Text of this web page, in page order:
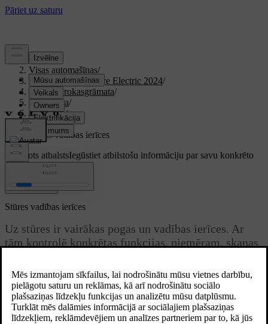
Atbalsts
Visas automašīnas/
XC40 Recharge Pure Electric 2024/
Lietotāja rokasgrāmata/
Braukšana/
Stūrēšana/
Stūre/
Stūres vadības ierīces
Pielāgots atbalstsIegūstiet atbilstošu informāciju par savu konkrēto
automašīnu.
Pierakstīties
Atjaunināts 01.08.2025
Stūres vadības ierīces
Uz stūres ir vairākas pogas un vadības ierīces. Ar
tām kontrolē konkrētas funkcijas, piemēram, skaņas
un vadītāja displejā parādīto informāciju.